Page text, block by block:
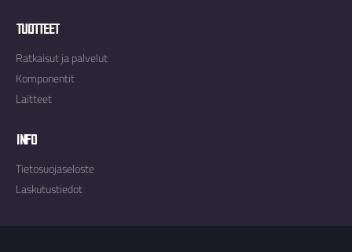
Tuotteet
Ratkaisut ja palvelut
Komponentit
Laitteet
Info
Tietosuojaseloste
Laskutustiedot